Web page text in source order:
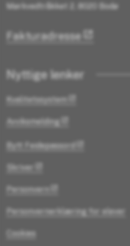
Mørkvedtråkket 2, 8020 Bodø
Fakturadresse
Nyttige lenker
Kvalitetssystem
Avviksmelding
Bytt Feidepassord
Skriver
Personvern
Personvernerklæring for elever
Cookies